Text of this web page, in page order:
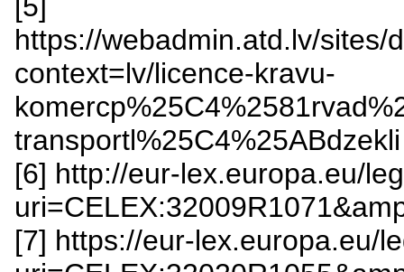
https://webadmin.atd.lv/sites/
context=lv/licence-kravu-
transportl%25C4%25ABdzekli
[6] http://eur-lex.europa.eu/
[7] https://eur-lex.europa.eu/